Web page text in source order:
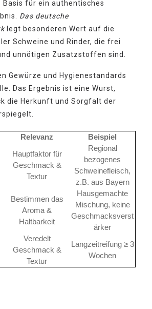
Basis für ein authentisches
Das deutsche
legt besonderen Wert auf die
Schweine und Rinder, die frei
unnötigen Zusatzstoffen sind.
Gewürze und Hygienestandards
Das Ergebnis ist eine Wurst,
die Herkunft und Sorgfalt der
Relevanz Beispiel
Hauptfaktor für
Geschmack &
Textur
Regional
bezogenes
Schweinefleisch,
z.B. aus Bayern
Bestimmen das
Aroma &
Haltbarkeit
Hausgemachte
Mischung, keine
Geschmacksverst
ärker
Veredelt
Geschmack &
Textur
Langzeitreifung ≥ 3
Wochen